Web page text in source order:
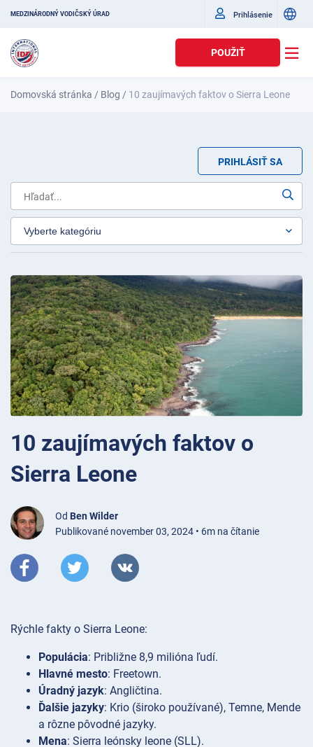
MEDZINÁRODNÝ VODIČSKÝ ÚRAD Prihlásenie
POUŽIŤ
Domovská stránka / Blog / 10 zaujímavých faktov o Sierra Leone
PRIHLÁSIŤ SA
10 zaujímavých faktov o
Sierra Leone
Od Ben Wilder
Publikované november 03, 2024 • 6m na čítanie
Rýchle fakty o Sierra Leone:
Populácia: Približne 8,9 milióna ľudí.
Hlavné mesto: Freetown.
Úradný jazyk: Angličtina.
Ďalšie jazyky: Krio (široko používané), Temne, Mende
a rôzne pôvodné jazyky.
Mena: Sierra leónsky leone (SLL).